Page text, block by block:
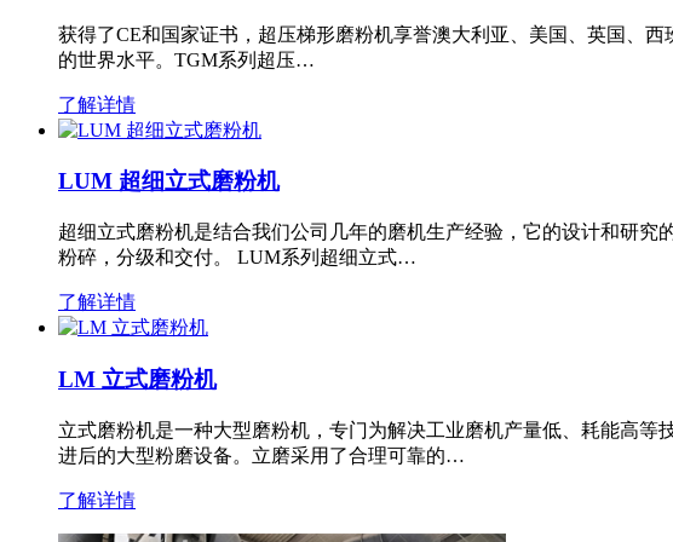
获得了CE和国家证书，超压梯形磨粉机享誉澳大利亚、美国、英国、
的世界水平。TGM系列超压…
了解详情
LUM 超细立式磨粉机
超细立式磨粉机是结合我们公司几年的磨机生产经验，它的设计和研
粉碎，分级和交付。 LUM系列超细立式…
了解详情
LM 立式磨粉机
立式磨粉机是一种大型磨粉机，专门为解决工业磨机产量低、耗能高
进后的大型粉磨设备。立磨采用了合理可靠的…
了解详情